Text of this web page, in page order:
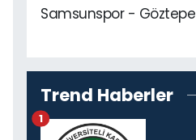
Samsunspor - Göztepe
Trend Haberler
1